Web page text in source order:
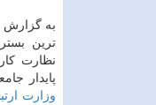
به گزارش
ترین
نظارت
پایدار
وزارت